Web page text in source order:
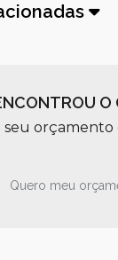
O
seu orçamento
Quero meu